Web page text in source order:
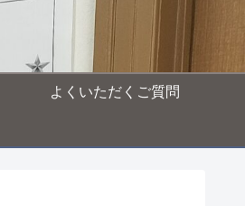
よくいただくご質問